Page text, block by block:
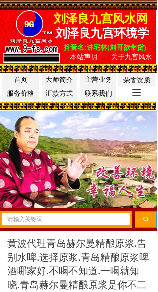
首页
끀
联系我们
汇款方式
服务价格
荣誉资质
主营业务
刘泽良九宫风水网
大师简介
끠
本站声明 关于九宫风水
刘泽良九宫环境学
抖音名:讲宅林(刘哥欲带货)
黄波代理青岛赫尔曼精酿原浆.告
别水啤.选择原浆.青岛精酿原浆啤
酒哪家好.不喝不知道.一喝就知
晓.青岛赫尔曼精酿原浆是你不二